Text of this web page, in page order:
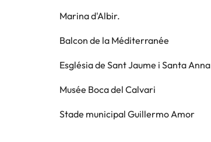
Marina d'Albir.
Balcon de la Méditerranée
Església de Sant Jaume i Santa Anna
Musée Boca del Calvari
Stade municipal Guillermo Amor